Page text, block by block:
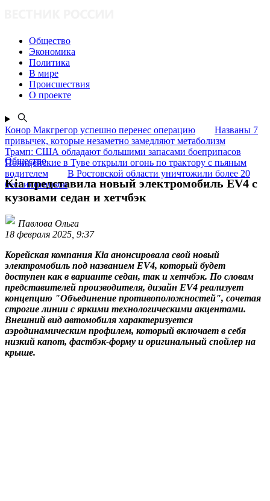
Общество
Экономика
Политика
В мире
Происшествия
О проекте
Конор Макгрегор успешно перенес операцию
Названы 7
привычек, которые незаметно замедляют метаболизм
Трамп: США обладают большими запасами боеприпасов
Полицейские в Туве открыли огонь по трактору с пьяным
водителем
В Ростовской области уничтожили более 20
беспилотников
Общество
Kia представила новый электромобиль EV4 с
кузовами седан и хетчбэк
Павлова Ольга
18 февраля 2025, 9:37
Корейская компания Kia анонсировала свой новый
электромобиль под названием EV4, который будет
доступен как в варианте седан, так и хетчбэк. По словам
представителей производителя, дизайн EV4 реализует
концепцию "Объединение противоположностей", сочетая
строгие линии с яркими технологическими акцентами.
Внешний вид автомобиля характеризуется
аэродинамическим профилем, который включает в себя
низкий капот, фастбэк-форму и оригинальный спойлер на
крыше.